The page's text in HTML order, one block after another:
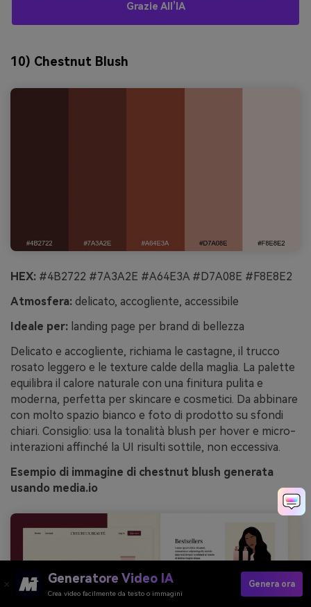
Grazie All’IA
10) Chestnut Blush
HEX: #4B2722 #7A3A2E #A64E3A #D7A08E #F8E8E2
Atmosfera: delicato, accogliente, accessibile
Ideale per: landing page per brand di bellezza
Delicato e accogliente, richiama le castagne, il trucco
rosato leggero e le texture calde della maglia. La palette
equilibra il calore naturale con una finitura pulita e
moderna, perfetta per skincare e cosmetici. Da abbinare
con molto spazio bianco e foto di prodotto su sfondi
chiari. Consiglio: usa la tonalità blush per hover e micro-
interazioni affinché la UI risulti sottile, non eccessiva.
Esempio di immagine di chestnut blush generata
usando media.io
Generatore Video IA
Crea video facilmente da testo o immagini
Genera ora